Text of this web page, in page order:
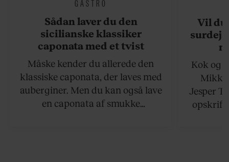
GASTRO
Sådan laver du den
sicilianske klassiker
caponata med et tvist
Måske kender du allerede den
klassiske caponata, der laves med
auberginer. Men du kan også lave
en caponata af smukke
Vil du
Kok og
Jesper
opskrift